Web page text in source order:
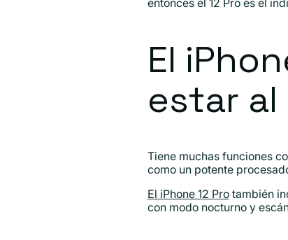
El
estar
Tiene muchas funciones
como un potente
El iPhone 12 Protambién
con modo nocturno y